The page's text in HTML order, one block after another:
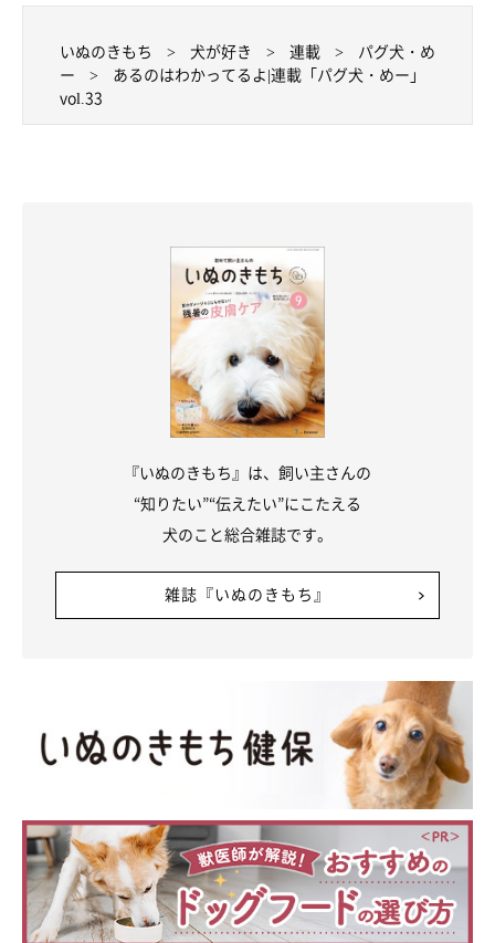
いぬのきもち 犬が好き 連載
パグ犬・め
ー
あるのはわかってるよ|連載「パグ犬・めー」
vol.33
『いぬのきもち』は、飼い主さんの
“知りたい”“伝えたい”にこたえる
犬のこと総合雑誌です。
雑誌『いぬのきもち』